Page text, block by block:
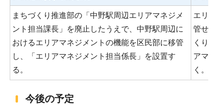
まちづくり推進部の「中野駅周辺エリアマネジメ
ント担当課長」を廃止したうえで、中野駅周辺に
おけるエリアマネジメントの機能を区民部に移管
し、「エリアマネジメント担当係長」を設置す
る。
エリ
管せ
くり
アマ
く。
今後の予定